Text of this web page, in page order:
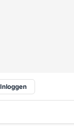
Inloggen